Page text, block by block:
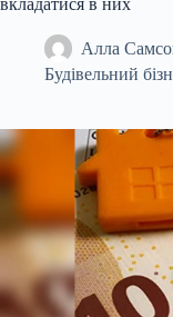
вкладатися в них
Алла
Будівельний